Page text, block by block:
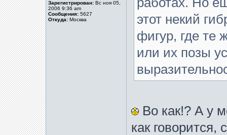
Зарегистрирован: Вс ноя 05,
2006 9:36 am
Сообщения: 5627
Откуда: Москва
этот некий
фигур, где те
или их позы
Во как!? А у
как говорится,